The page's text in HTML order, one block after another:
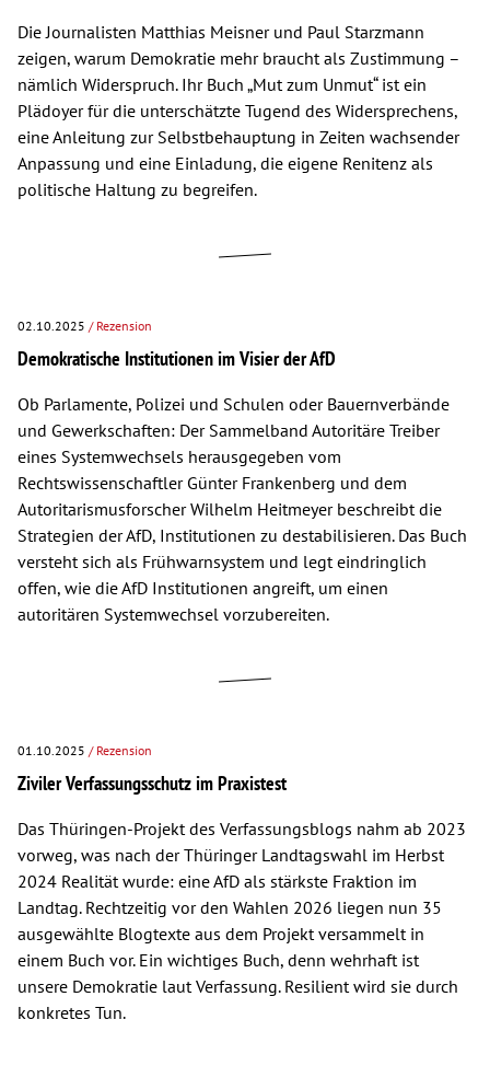
Die Journalisten Matthias Meisner und Paul Starzmann
zeigen, warum Demokratie mehr braucht als Zustimmung –
nämlich Widerspruch. Ihr Buch „Mut zum Unmut“ ist ein
Plädoyer für die unterschätzte Tugend des Widersprechens,
eine Anleitung zur Selbstbehauptung in Zeiten wachsender
Anpassung und eine Einladung, die eigene Renitenz als
politische Haltung zu begreifen.
02.10.2025 / Rezension
Demokratische Institutionen im Visier der AfD
Ob Parlamente, Polizei und Schulen oder Bauernverbände
und Gewerkschaften: Der Sammelband Autoritäre Treiber
eines Systemwechsels herausgegeben vom
Rechtswissenschaftler Günter Frankenberg und dem
Autoritarismusforscher Wilhelm Heitmeyer beschreibt die
Strategien der AfD, Institutionen zu destabilisieren. Das Buch
versteht sich als Frühwarnsystem und legt eindringlich
offen, wie die AfD Institutionen angreift, um einen
autoritären Systemwechsel vorzubereiten.
01.10.2025 / Rezension
Ziviler Verfassungsschutz im Praxistest
Das Thüringen-Projekt des Verfassungsblogs nahm ab 2023
vorweg, was nach der Thüringer Landtagswahl im Herbst
2024 Realität wurde: eine AfD als stärkste Fraktion im
Landtag. Rechtzeitig vor den Wahlen 2026 liegen nun 35
ausgewählte Blogtexte aus dem Projekt versammelt in
einem Buch vor. Ein wichtiges Buch, denn wehrhaft ist
unsere Demokratie laut Verfassung. Resilient wird sie durch
konkretes Tun.